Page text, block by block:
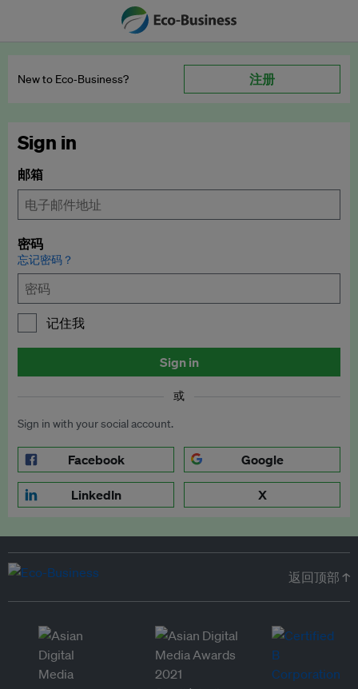
New to Eco‑Business? 注册
Sign in
邮箱
密码
忘记密码？
记住我
Sign in
或
Sign in with your social account.
Facebook Google
LinkedIn X
返回顶部 ↑